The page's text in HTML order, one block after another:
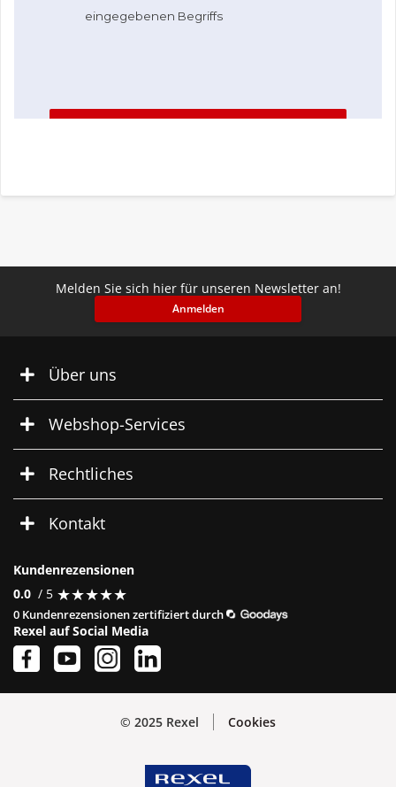
Melden Sie sich hier für unseren Newsletter an!
Anmelden
Über uns
Webshop-Services
Rechtliches
Kontakt
Kundenrezensionen
0.0 / 5 ★★★★★
★★★★★
0 Kundenrezensionen zertifiziert durch
Rexel auf Social Media
© 2025 Rexel Cookies